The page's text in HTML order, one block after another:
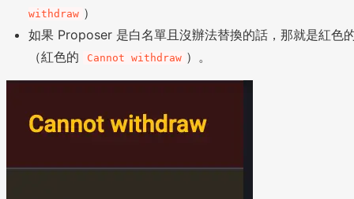
withdraw ）
如果 Proposer 是白名單且沒辦法替換的話，那就是紅色
（紅色的
Cannot withdraw ）。